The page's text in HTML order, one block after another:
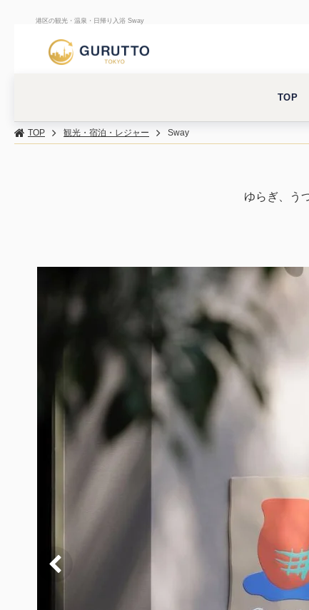
港区の観光・温泉・日帰り入浴 Sway
TOP
TOP 観光・宿泊・レジャー Sway
ゆらぎ、う